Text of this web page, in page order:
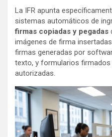
La IFR apunta
sistemas automáticos de
firmas copiadas y pegadas
imágenes de firma
firmas generadas por
texto, y formularios
autorizadas.